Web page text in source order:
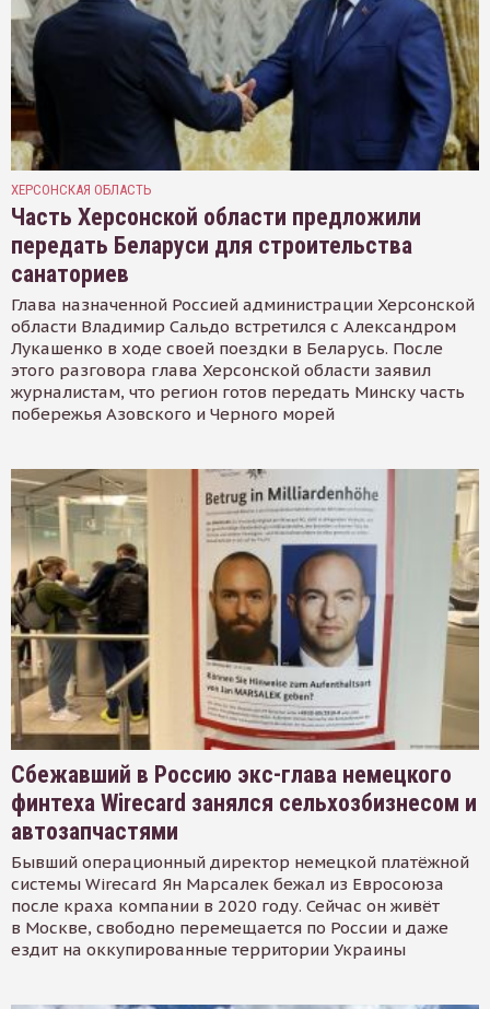
ХЕРСОНСКАЯ ОБЛАСТЬ
Часть Херсонской области предложили
передать Беларуси для строительства
санаториев
Глава назначенной Россией администрации Херсонской
области Владимир Сальдо встретился с Александром
Лукашенко в ходе своей поездки в Беларусь. После
этого разговора глава Херсонской области заявил
журналистам, что регион готов передать Минску часть
побережья Азовского и Черного морей
Сбежавший в Россию экс-глава немецкого
финтеха Wirecard занялся сельхозбизнесом и
автозапчастями
Бывший операционный директор немецкой платёжной
системы Wirecard Ян Марсалек бежал из Евросоюза
после краха компании в 2020 году. Сейчас он живёт
в Москве, свободно перемещается по России и даже
ездит на оккупированные территории Украины